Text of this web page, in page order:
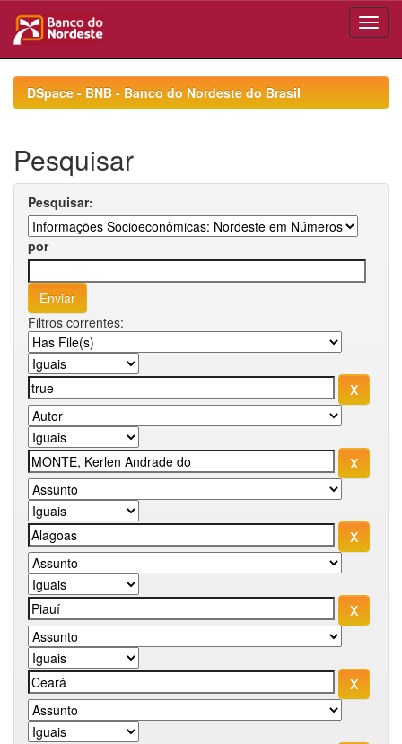
navigationDSpace - BNB - Banco do Nordeste do Brasil
Pesquisar
Pesquisar:
por
Filtros correntes: